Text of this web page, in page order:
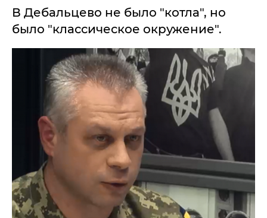
В Дебальцево не было "котла", но
было "классическое окружение".